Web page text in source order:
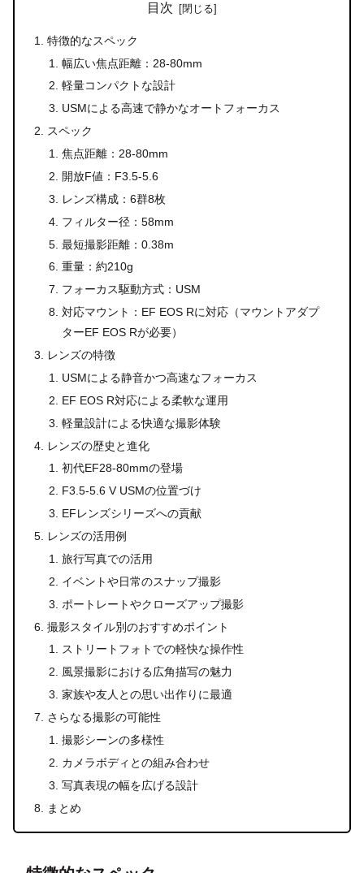
目次
特徴的なスペック
幅広い焦点距離：28-80mm
軽量コンパクトな設計
USMによる高速で静かなオートフォーカス
スペック
焦点距離：28-80mm
開放F値：F3.5-5.6
レンズ構成：6群8枚
フィルター径：58mm
最短撮影距離：0.38m
重量：約210g
フォーカス駆動方式：USM
対応マウント：EF EOS Rに対応（マウントアダプ
ターEF EOS Rが必要）
レンズの特徴
USMによる静音かつ高速なフォーカス
EF EOS R対応による柔軟な運用
軽量設計による快適な撮影体験
レンズの歴史と進化
初代EF28-80mmの登場
F3.5-5.6 V USMの位置づけ
EFレンズシリーズへの貢献
レンズの活用例
旅行写真での活用
イベントや日常のスナップ撮影
ポートレートやクローズアップ撮影
撮影スタイル別のおすすめポイント
ストリートフォトでの軽快な操作性
風景撮影における広角描写の魅力
家族や友人との思い出作りに最適
さらなる撮影の可能性
撮影シーンの多様性
カメラボディとの組み合わせ
写真表現の幅を広げる設計
まとめ